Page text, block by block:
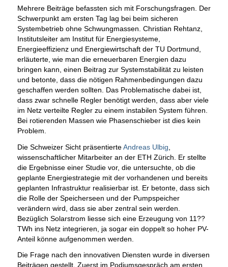
Mehrere Beiträge befassten sich mit Forschungsfragen. Der
Schwerpunkt am ersten Tag lag bei beim sicheren
Systembetrieb ohne Schwungmassen. Christian Rehtanz,
Institutsleiter am Institut für Energiesysteme,
Energieeffizienz und Energiewirtschaft der TU Dortmund,
erläuterte, wie man die erneuerbaren Energien dazu
bringen kann, einen Beitrag zur Systemstabilität zu leisten
und betonte, dass die nötigen Rahmenbedingungen dazu
geschaffen werden sollten. Das Problematische dabei ist,
dass zwar schnelle Regler benötigt werden, dass aber viele
im Netz verteilte Regler zu einem instabilen System führen.
Bei rotierenden Massen wie Phasenschieber ist dies kein
Problem.
Die Schweizer Sicht präsentierteAndreas Ulbig
wissenschaftlicher Mitarbeiter an der ETH Zürich. Er stellte
die Ergebnisse einer Studie vor, die untersuchte, ob die
geplante Energiestrategie mit der vorhandenen und bereits
geplanten Infrastruktur realisierbar ist. Er betonte, dass sich
die Rolle der Speicherseen und der Pumpspeicher
verändern wird, dass sie aber zentral sein werden.
Bezüglich Solarstrom liesse sich eine Erzeugung von 11??
TWh ins Netz integrieren, ja sogar ein doppelt so hoher PV-
Anteil könne aufgenommen werden.
Die Frage nach den innovativen Diensten wurde in diversen
Beiträgen gestellt. Zuerst im Podiumsgespräch am ersten